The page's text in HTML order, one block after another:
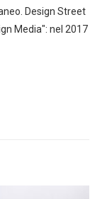
Design Street
Media": nel 2017